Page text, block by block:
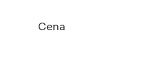
Cena